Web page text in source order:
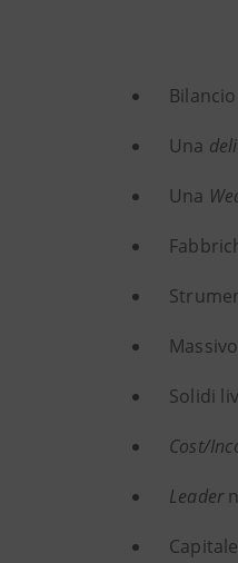
Una
Una
Massivo
Solidi
Cost/
Leader